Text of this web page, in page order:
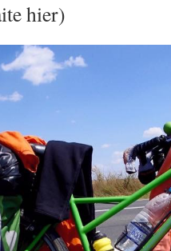
hier)